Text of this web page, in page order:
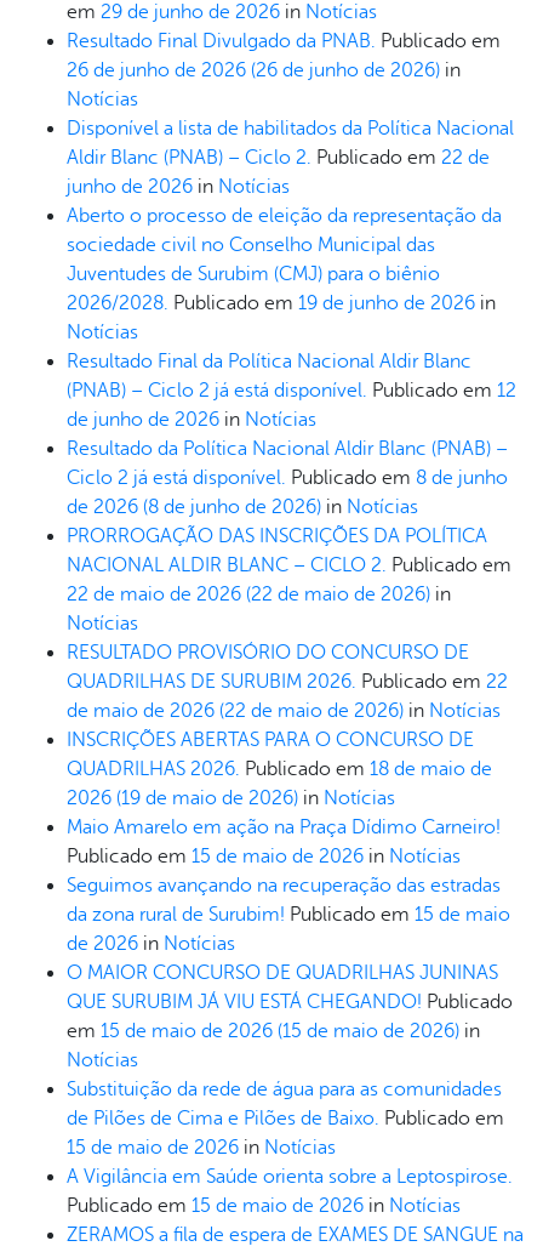
em 29 de junho de 2026 in Notícias
Resultado Final Divulgado da PNAB. Publicado em
26 de junho de 2026 (26 de junho de 2026) in
Notícias
Disponível a lista de habilitados da Política Nacional
Aldir Blanc (PNAB) – Ciclo 2. Publicado em 22 de
junho de 2026 in Notícias
Aberto o processo de eleição da representação da
sociedade civil no Conselho Municipal das
Juventudes de Surubim (CMJ) para o biênio
2026/2028. Publicado em 19 de junho de 2026 in
Notícias
Resultado Final da Política Nacional Aldir Blanc
(PNAB) – Ciclo 2 já está disponível. Publicado em 12
de junho de 2026 in Notícias
Resultado da Política Nacional Aldir Blanc (PNAB) –
Ciclo 2 já está disponível. Publicado em 8 de junho
de 2026 (8 de junho de 2026) in Notícias
PRORROGAÇÃO DAS INSCRIÇÕES DA POLÍTICA
NACIONAL ALDIR BLANC – CICLO 2. Publicado em
22 de maio de 2026 (22 de maio de 2026) in
Notícias
RESULTADO PROVISÓRIO DO CONCURSO DE
QUADRILHAS DE SURUBIM 2026. Publicado em 22
de maio de 2026 (22 de maio de 2026) in Notícias
INSCRIÇÕES ABERTAS PARA O CONCURSO DE
QUADRILHAS 2026. Publicado em 18 de maio de
2026 (19 de maio de 2026) in Notícias
Maio Amarelo em ação na Praça Dídimo Carneiro!
Publicado em 15 de maio de 2026 in Notícias
Seguimos avançando na recuperação das estradas
da zona rural de Surubim! Publicado em 15 de maio
de 2026 in Notícias
O MAIOR CONCURSO DE QUADRILHAS JUNINAS
QUE SURUBIM JÁ VIU ESTÁ CHEGANDO! Publicado
em 15 de maio de 2026 (15 de maio de 2026) in
Notícias
Substituição da rede de água para as comunidades
de Pilões de Cima e Pilões de Baixo. Publicado em
15 de maio de 2026 in Notícias
A Vigilância em Saúde orienta sobre a Leptospirose.
Publicado em 15 de maio de 2026 in Notícias
ZERAMOS a fila de espera de EXAMES DE SANGUE na